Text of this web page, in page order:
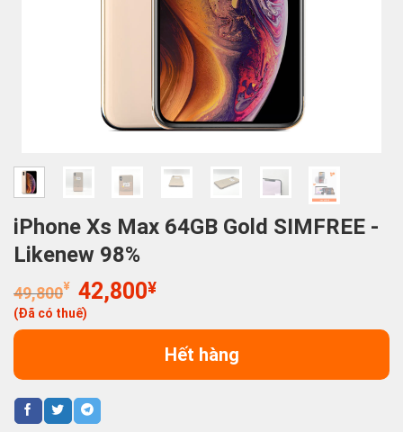
iPhone Xs Max 64GB Gold SIMFREE -
Likenew 98%
49,800¥ Giá
gốc
là:
42,800¥Giá
tại
là:
42,800¥.
(Đã có thuế)
Hết hàng